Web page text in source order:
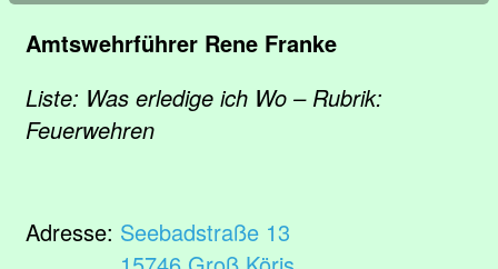
Amtswehrführer Rene Franke
Liste: Was erledige ich Wo – Rubrik:
Feuerwehren
Adresse: Seebadstraße 13